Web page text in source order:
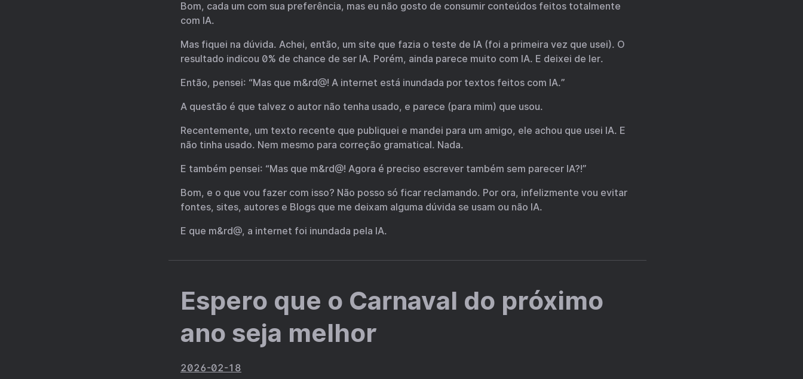
Bom, cada um com sua preferência, mas eu não gosto de consumir conteúdos feitos totalmente
com IA.
Mas fiquei na dúvida. Achei, então, um site que fazia o teste de IA (foi a primeira vez que usei). O
resultado indicou 0% de chance de ser IA. Porém, ainda parece muito com IA. E deixei de ler.
Então, pensei: “Mas que m&rd@! A internet está inundada por textos feitos com IA.”
A questão é que talvez o autor não tenha usado, e parece (para mim) que usou.
Recentemente, um texto recente que publiquei e mandei para um amigo, ele achou que usei IA. E
não tinha usado. Nem mesmo para correção gramatical. Nada.
E também pensei: “Mas que m&rd@! Agora é preciso escrever também sem parecer IA?!”
Bom, e o que vou fazer com isso? Não posso só ficar reclamando. Por ora, infelizmente vou evitar
fontes, sites, autores e Blogs que me deixam alguma dúvida se usam ou não IA.
E que m&rd@, a internet foi inundada pela IA.
Espero que o Carnaval do próximo
ano seja melhor
2026-02-18